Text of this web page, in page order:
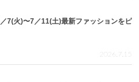
／7(火)〜7／11(土)最新ファッションをピ
2026.7.15